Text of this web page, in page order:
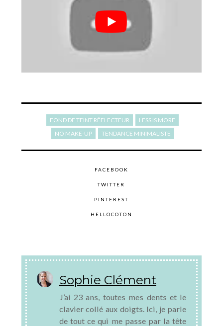
FOND DE TEINT RÉFLECTEUR
LESS IS MORE
NO MAKE-UP
TENDANCE MINIMALISTE
FACEBOOK
TWITTER
PINTEREST
HELLOCOTON
Sophie Clément
J’ai 23 ans, toutes mes dents et le
clavier collé aux doigts. Ici, je parle
de tout ce qui me passe par la tête